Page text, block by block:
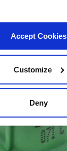
Accept Cookies
Customize
Deny